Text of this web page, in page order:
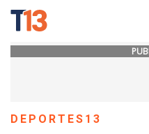
DEPORTES13